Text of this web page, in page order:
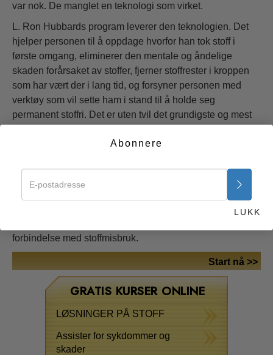
var nok. De manglet en teknologi som virket.
L. Ron Hubbards program leverer den teknologien. Det
hjelper personen til å oppdage hvorfor han tok stoff i
første omgang, eliminerer den mentale og åndelige
skaden forårsaket av stoffer, fjerner stoffrester i kroppen
som har vært der i lang tid, og forsyner personen med
verktøy som vil sette ham i stand til å holde seg
permanent stoffri. Det er uten tvil det grundigste og mest
under på at i dag kan de som er avhengige av stoffer og
møte livet med fornyet kraft og håp.
dette programmets grunnleggende prinsipper og gir for
forbindelse med stoffmisbruk.
Start nå >>
GRATIS KURSER ONLINE
LØSNINGER PÅ STOFF
Assister for sykdommer og
skader
Abonnere
LUKK